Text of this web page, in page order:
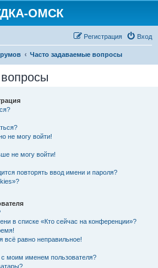
ОМСК
Вход
Регистрация
Часто задаваемые вопросы
не могу войти!
не могу войти!
повторять ввод имени и пароля?
в списке «Кто сейчас на конференции»?
всё равно неправильное!
моим именем пользователя?